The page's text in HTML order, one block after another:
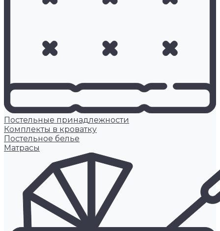
Постельные принадлежности
Комплекты в кроватку
Постельное белье
Матрасы